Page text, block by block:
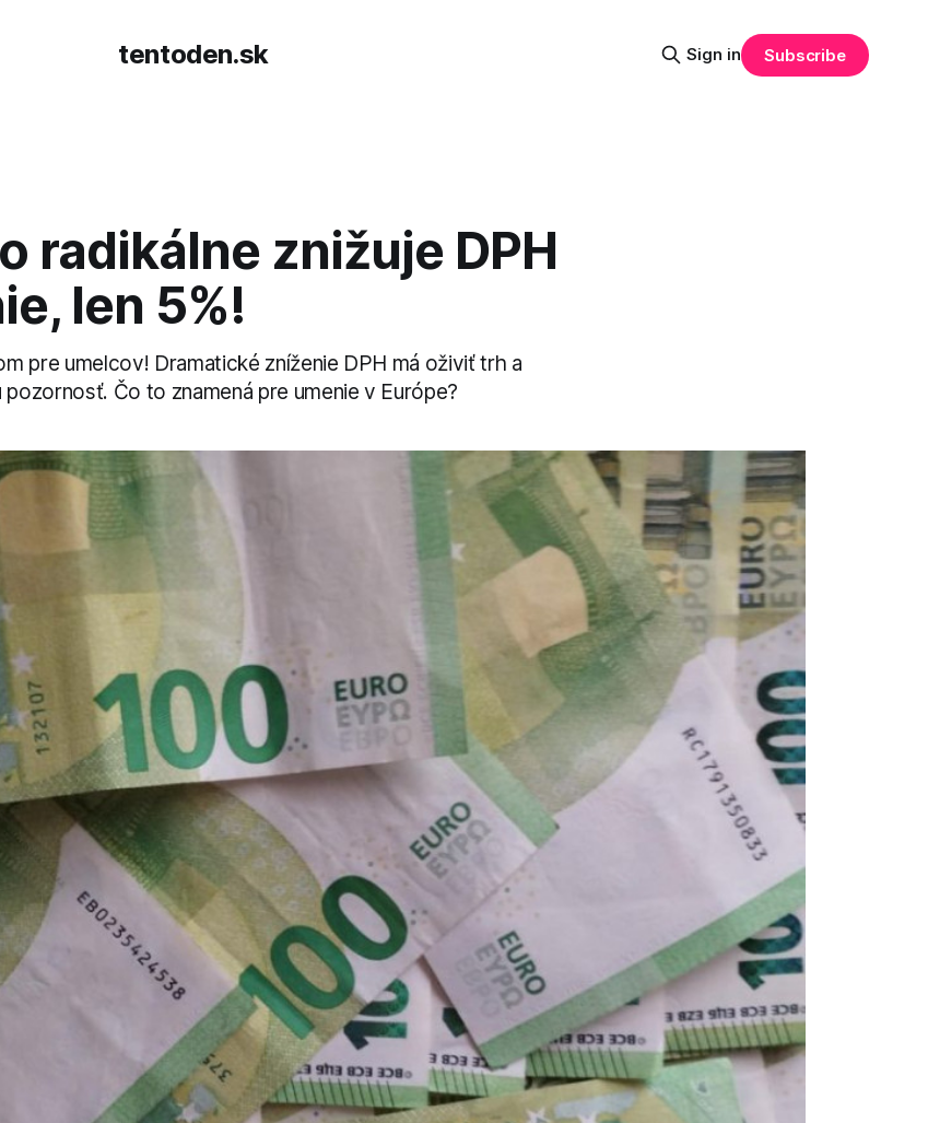
tentoden.sk Sign in Subscribe
radikálne znižuje DPH
len 5%!
pre umelcov! Dramatické zníženie DPH má oživiť trh a
Čo to znamená pre umenie v Európe?